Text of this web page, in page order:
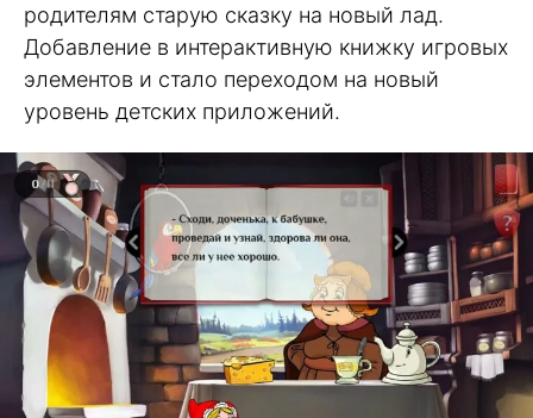
родителям старую сказку на новый лад.
Добавление в интерактивную книжку игровых
элементов и стало переходом на новый
уровень детских приложений.